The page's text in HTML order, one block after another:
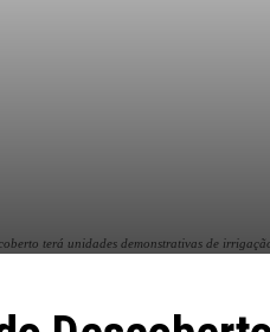
terá unidades demonstrativas de